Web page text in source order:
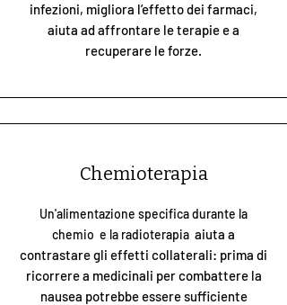
infezioni, migliora l’effetto dei farmaci,
aiuta ad affrontare le terapie e a
recuperare le forze.
Chemioterapia
Un'alimentazione specifica durante la
chemio e la radioterapia aiuta a
contrastare gli effetti collaterali: prima di
ricorrere a medicinali per combattere la
nausea potrebbe essere sufficiente